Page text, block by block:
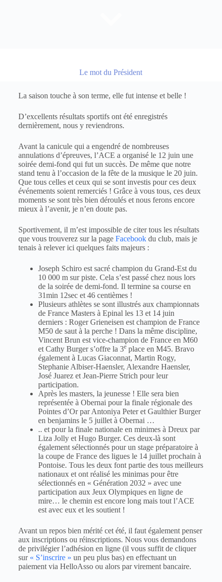
Le mot du Président
La saison touche à son terme, elle fut intense et belle !
D’excellents résultats sportifs ont été enregistrés
dernièrement, nous y reviendrons.
Avant la canicule qui a engendré de nombreuses
annulations d’épreuves, l’ACE a organisé le 12 juin une
soirée demi-fond qui fut un succès. De même que notre
stand tenu à l’occasion de la fête de la musique le 20 juin.
Que tous celles et ceux qui se sont investis pour ces deux
événements soient remerciés ! Grâce à vous tous, ces deux
moments se sont très bien déroulés et nous ferons encore
mieux à l’avenir, je n’en doute pas.
Sportivement, il m’est impossible de citer tous les résultats
que vous trouverez sur la page Facebookdu club, mais je
tenais à relever ici quelques faits majeurs :
Joseph Schiro est sacré champion du Grand-Est du
10 000 m sur piste. Cela s’est passé chez nous lors
de la soirée de demi-fond. Il termine sa course en
31min 12sec et 46 centièmes !
Plusieurs athlètes se sont illustrés aux championnats
de France Masters à Epinal les 13 et 14 juin
derniers : Roger Grieneisen est champion de France
M50 de saut à la perche ! Dans la même discipline,
Vincent Brun est vice-champion de France en M60
et Cathy Burger s’offre la 3eplace en M45. Bravo
également à Lucas Giaconnat, Martin Rogy,
Stephanie Albiser-Haensler, Alexandre Haensler,
José Juarez et Jean-Pierre Strich pour leur
participation.
Après les masters, la jeunesse ! Elle sera bien
représentée à Obernai pour la finale régionale des
Pointes d’Or par Antoniya Peter et Gaulthier Burger
en benjamins le 5 juillet à Obernai …
.. et pour la finale nationale en minimes à Dreux par
Liza Jolly et Hugo Burger. Ces deux-là sont
également sélectionnés pour un stage préparatoire à
la coupe de France des ligues le 14 juillet prochain à
Pontoise. Tous les deux font partie des tous meilleurs
nationaux et ont réalisé les minimas pour être
sélectionnés en « Génération 2032 » avec une
participation aux Jeux Olympiques en ligne de
mire… le chemin est encore long mais tout l’ACE
est avec eux et les soutient !
Avant un repos bien mérité cet été, il faut également penser
aux inscriptions ou réinscriptions. Nous vous demandons
de privilégier l’adhésion en ligne (il vous suffit de cliquer
sur « S’inscrire » un peu plus bas) en effectuant un
paiement via HelloAsso ou alors par virement bancaire.